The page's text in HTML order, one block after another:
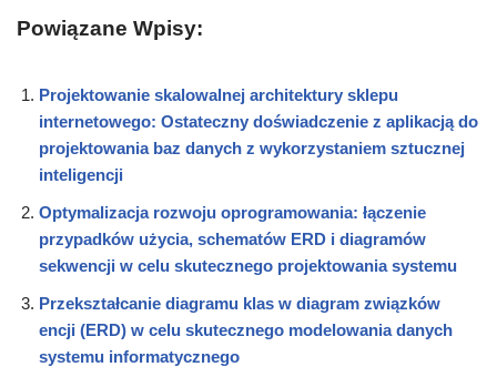
Powiązane Wpisy:
Projektowanie skalowalnej architektury sklepu
internetowego: Ostateczny doświadczenie z aplikacją do
projektowania baz danych z wykorzystaniem sztucznej
inteligencji
Optymalizacja rozwoju oprogramowania: łączenie
przypadków użycia, schematów ERD i diagramów
sekwencji w celu skutecznego projektowania systemu
Przekształcanie diagramu klas w diagram związków
encji (ERD) w celu skutecznego modelowania danych
systemu informatycznego